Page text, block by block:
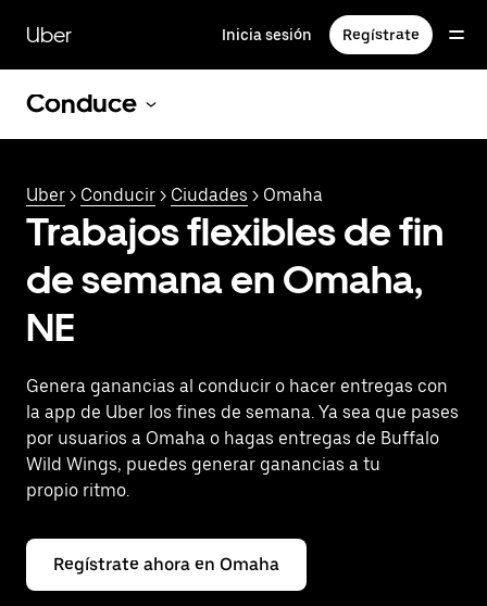
contenido
principal
Uber Inicia sesión Regístrate
Conduce
Uber > Conducir > Ciudades > Omaha
Trabajos flexibles de fin
de semana en Omaha,
NE
Genera ganancias al conducir o hacer entregas con
la app de Uber los fines de semana. Ya sea que pases
por usuarios a Omaha o hagas entregas de Buffalo
Wild Wings, puedes generar ganancias a tu
propio ritmo.
Regístrate ahora en Omaha